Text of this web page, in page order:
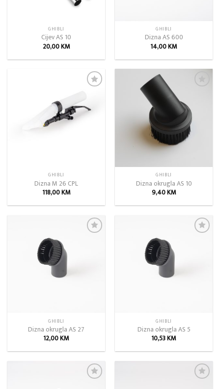
GHIBLI
Cijev AS 10
20,00KM
GHIBLI
Dizna AS 600
14,00KM
wishlist
GHIBLI
Dizna M 26 CPL
118,00KM
GHIBLI
Dizna okrugla AS 10
9,40KM
GHIBLI
Dizna okrugla AS 27
12,00KM
GHIBLI
Dizna okrugla AS 5
10,53KM